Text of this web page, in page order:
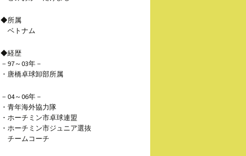
◆所属
ベトナム
◆経歴
－97～03年－
・唐橋卓球卸部所属
－04～06年－
・青年海外協力隊
・ホーチミン市卓球連盟
・ホーチミン市ジュニア選抜
チームコーチ